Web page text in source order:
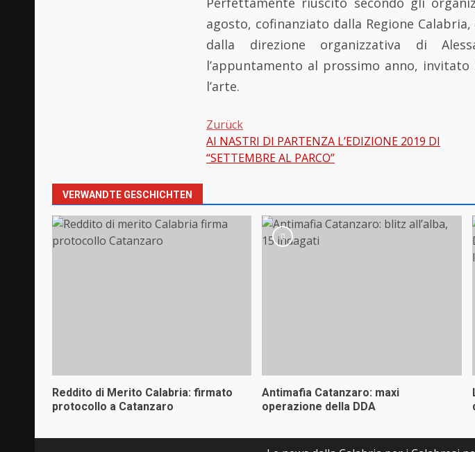
agosto, cofinanziato dalla Regione
dalla direzione organizzativa di
l’appuntamento al prossimo anno,
l’arte.
Beitragsnavigation
Zurück
AI NASTRI DI PARTENZA L’EDIZIONE 2019 DI
“SETTEMBRE AL PARCO”
VERWANDTE GESCHICHTEN
Reddito di Merito Calabria: firmato
protocollo a Catanzaro
Antimafia Catanzaro: maxi
operazione della DDA